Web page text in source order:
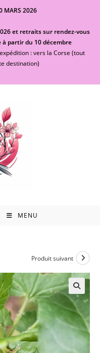
MARS 2026
et retraits sur rendez-vous
partir du 10 décembre
: vers la Corse (tout
destination)
MENU
Produit suivant